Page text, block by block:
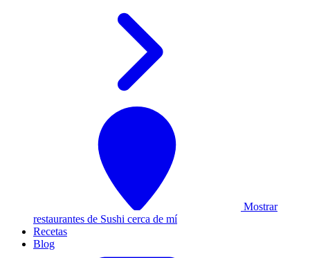
Mostrar
restaurantes de Sushi cerca de mí
Recetas
Blog